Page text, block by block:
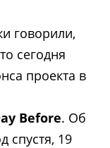
говорили,
сегодня
проекта в
Before. Об
спустя, 19